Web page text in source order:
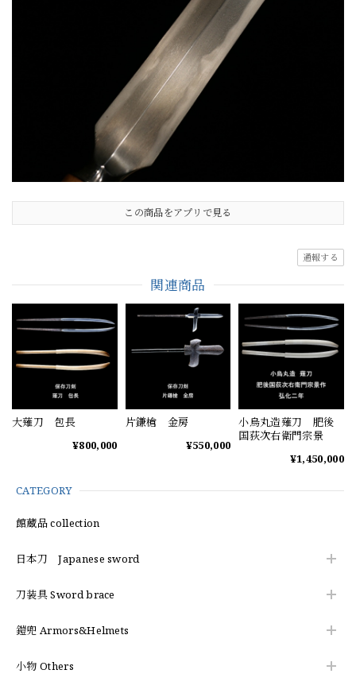
CATEGORY
館蔵品 collection
日本刀 Japanese sword
刀装具 Sword brace
鎧兜 Armors&Helmets
小物 Others
この商品をアプリで見る
通報する
関連商品
大薙刀 包長
¥800,000
片鎌槍 金房
¥550,000
小烏丸造薙刀 肥後
国荻次右衛門宗景
¥1,450,000